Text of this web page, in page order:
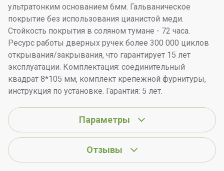
ультратонким основанием 6мм. Гальваническое
покрытие без использования цианистой меди.
Стойкость покрытия в соляном тумане - 72 часа.
Ресурс работы дверных ручек более 300 000 циклов
открывания/закрывания, что гарантирует 15 лет
эксплуатации. Комплектация: соединительный
квадрат 8*105 мм, комплект крепежной фурнитуры,
инструкция по установке. Гарантия: 5 лет.
Параметры
Отзывы